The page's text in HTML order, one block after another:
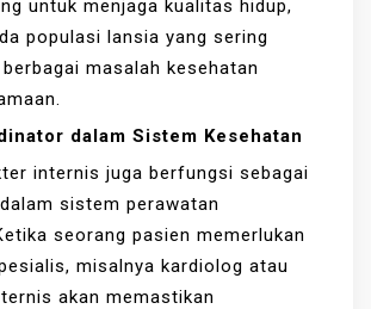
untuk menjaga kualitas hidup,
populasi lansia yang sering
masalah kesehatan
dalam Sistem Kesehatan
internis juga berfungsi sebagai
sistem perawatan
seorang pasien memerlukan
misalnya kardiolog atau
akan memastikan